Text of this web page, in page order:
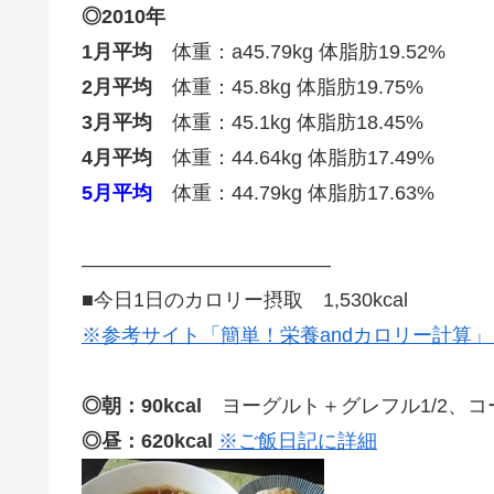
◎2010年
1月平均 体重：a45.79kg 体脂肪19.52%
2月平均 体重：45.8kg 体脂肪19.75%
3月平均 体重：45.1kg 体脂肪18.45%
4月平均 体重：44.64kg 体脂肪17.49%
5月平均 体重：44.79kg 体脂肪17.63%
————————————–
■今日1日のカロリー摂取 1,530kcal
※参考サイト「簡単！栄養andカロリー計算
◎朝：90kcal ヨーグルト＋グレフル1/2、コ
◎昼：620kcal ※ご飯日記に詳細